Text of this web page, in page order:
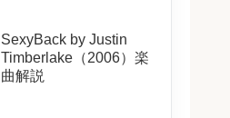
SexyBack by Justin
Timberlake（2006）楽
曲解説